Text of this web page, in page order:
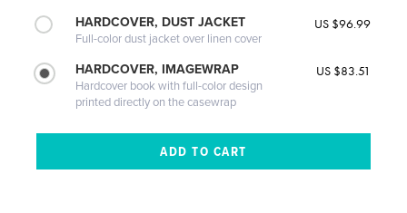
HARDCOVER, DUST JACKET
Full-color dust jacket over linen cover
US $96.99
HARDCOVER, IMAGEWRAP
Hardcover book with full-color design
printed directly on the casewrap
US $83.51